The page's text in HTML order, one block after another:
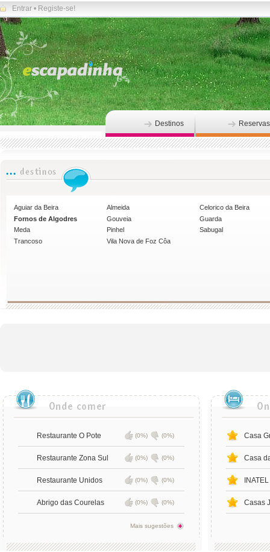
Entrar • Registe-se!
Destinos Reservas
Aguiar da Beira Almeida
Celorico da Beira
Fornos de Algodres
Gouveia
Guarda
Meda
Pinhel
Sabugal
Trancoso
Vila Nova de Foz Côa
Restaurante O Pote (0%) (0%)
Restaurante Zona Sul (0%) (0%)
Restaurante Unidos (0%) (0%)
Abrigo das Courelas (0%) (0%)
Mais sugestões
Casa
Casa
Casas